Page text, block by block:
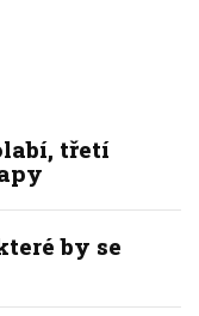
třetí
by se